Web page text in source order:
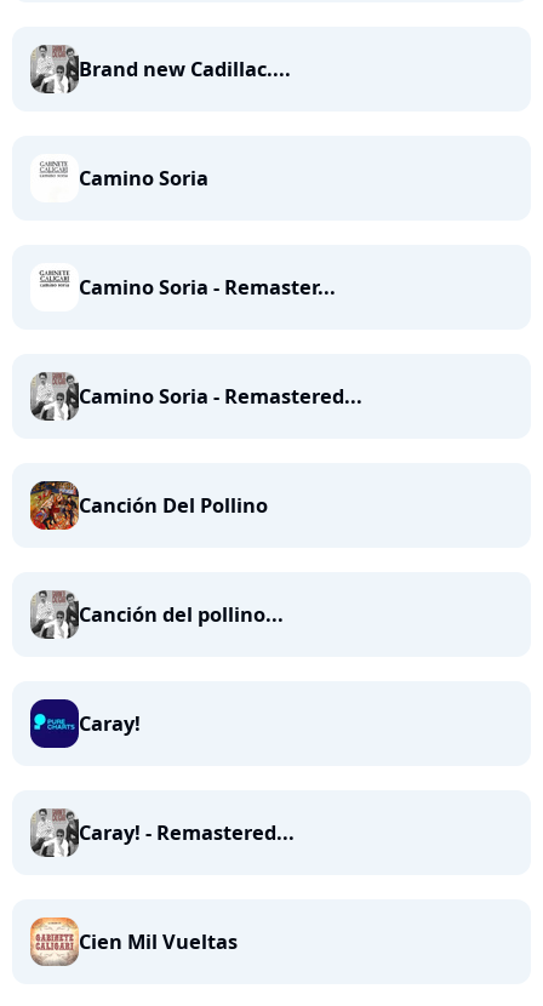
Brand new Cadillac....
Camino Soria
Camino Soria - Remaster...
Camino Soria - Remastered...
Canción Del Pollino
Canción del pollino...
Caray!
Caray! - Remastered...
Cien Mil Vueltas